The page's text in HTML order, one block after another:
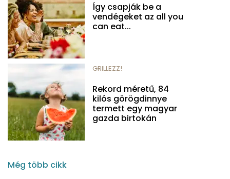
Így csapják be a
vendégeket az all you
can eat...
GRILLEZZ!
Rekord méretű, 84
kilós görögdinnye
termett egy magyar
gazda birtokán
Még több cikk